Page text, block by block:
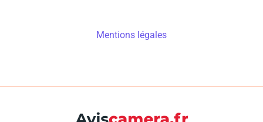
Mentions légales